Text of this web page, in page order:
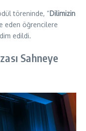
töreninde, “Dilimizin
eden öğrencilere
edildi.
Sahneye